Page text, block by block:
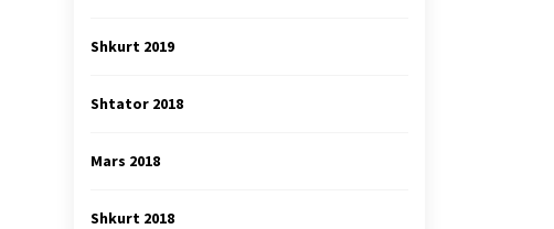
Shkurt 2019
Shtator 2018
Mars 2018
Shkurt 2018